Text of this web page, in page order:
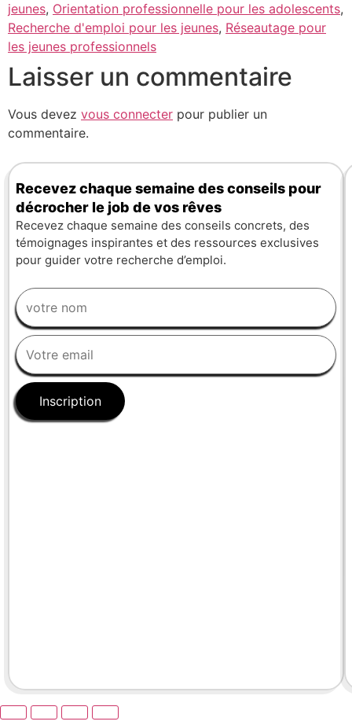
jeunes, Orientation professionnelle pour les adolescents,
Recherche d'emploi pour les jeunes, Réseautage pour
les jeunes professionnels
Laisser un commentaire
Vous devez vous connecter pour publier un
commentaire.
Recevez chaque semaine des conseils pour
décrocher le job de vos rêves
Recevez chaque semaine des conseils concrets, des
témoignages inspirantes et des ressources exclusives
pour guider votre recherche d’emploi.
Inscription